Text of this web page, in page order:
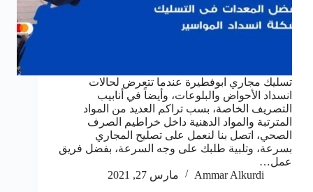
تسليك مجاري ابوفطيرة عندما تتعرض لحالات
انسداد الأحواض والبلوعات، وأيضاً في أنابيب
التصريف الخاصة، بسب تراكم العديد من المواد
المترتبة والمواد الدهنية داخل خراطيم الصرف
الصحي، اتصل بنا لنعمل على تصليح المجاري
بسرعة، وتلبية طلبك على وجه السرعة، بفضل فريق
عمل…
Ammar Alkurdi
مارس 27, 2021